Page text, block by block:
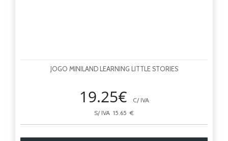
JOGO MINILAND LEARNING LITTLE STORIES
19.25€
C/ IVA
S/ IVA 15.65 €